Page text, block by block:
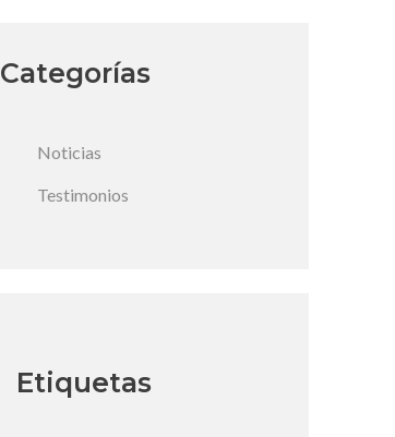
Categorías
Noticias
Testimonios
Etiquetas